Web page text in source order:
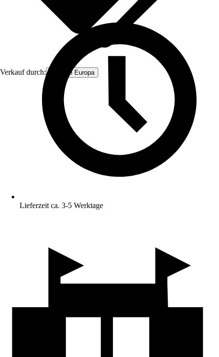
Verkauf durch: Firstline Europa
Lieferzeit ca. 3-5 Werktage